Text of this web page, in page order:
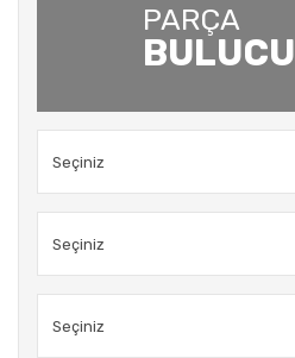
PARÇA
BULUCU